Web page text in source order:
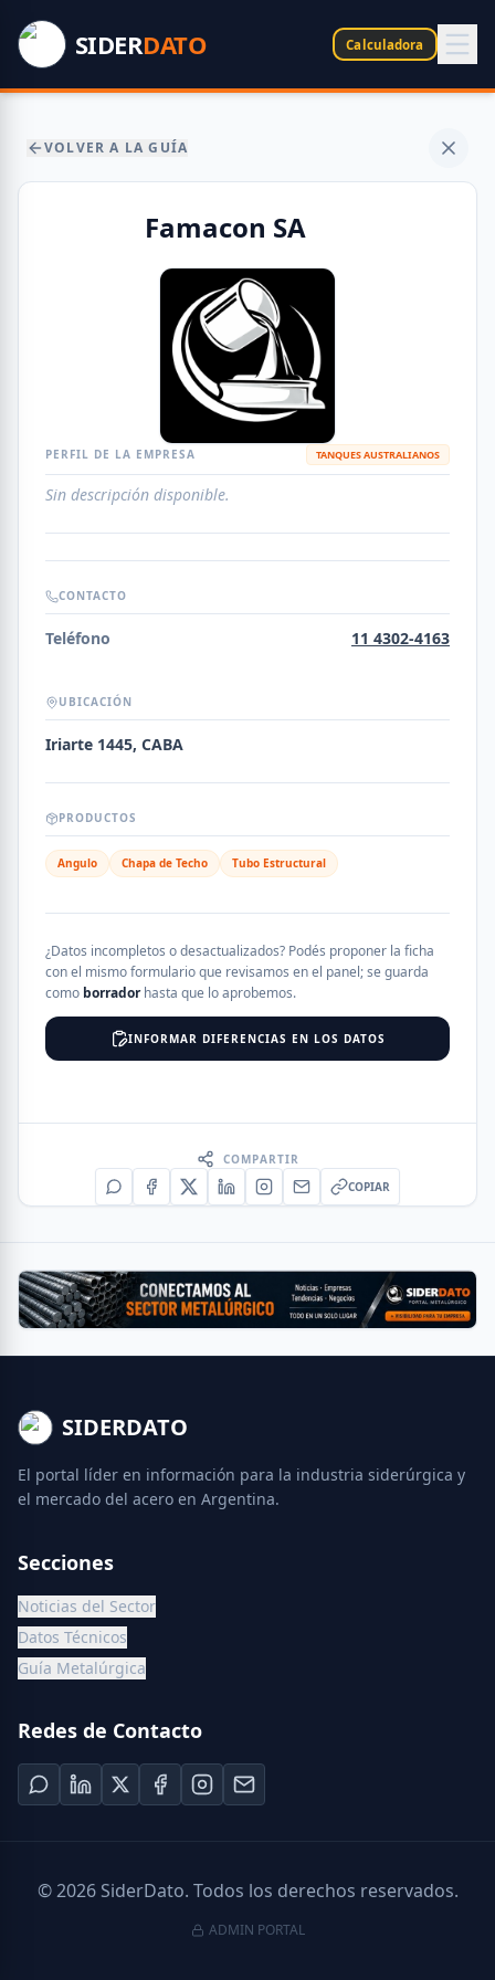
SIDERDATO Calculadora
VOLVER A LA GUÍA
Famacon SA
PERFIL DE LA EMPRESA TANQUES AUSTRALIANOS
Sin descripción disponible.
CONTACTO
Teléfono 11 4302-4163
UBICACIÓN
Iriarte 1445, CABA
PRODUCTOS
Angulo Chapa de Techo Tubo Estructural
¿Datos incompletos o desactualizados? Podés proponer la ficha
con el mismo formulario que revisamos en el panel; se guarda
como borradorhasta que lo aprobemos.
INFORMAR DIFERENCIAS EN LOS DATOS
COMPARTIR
COPIAR
SIDERDATO
El portal líder en información para la industria siderúrgica y
el mercado del acero en Argentina.
Secciones
Noticias del Sector
Datos Técnicos
Guía Metalúrgica
Redes de Contacto
©2026SiderDato. Todos los derechos reservados.
ADMIN PORTAL